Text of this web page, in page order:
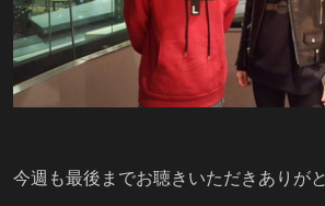
今週も最後までお聴きいただきありが